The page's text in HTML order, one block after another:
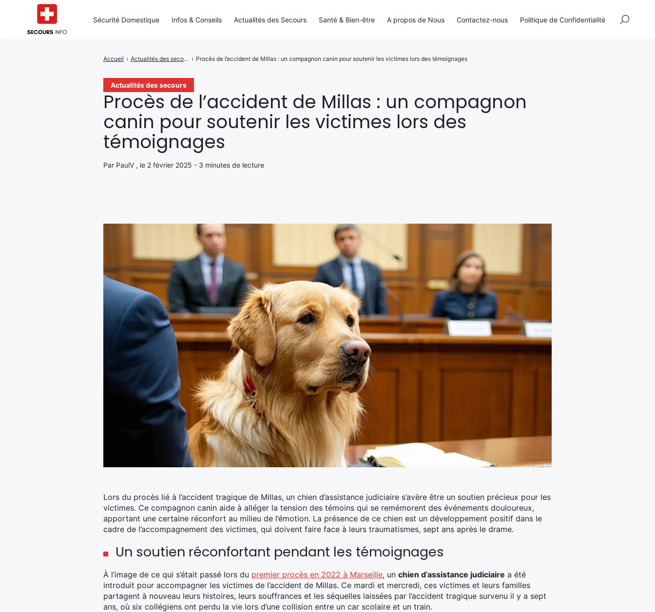
Actualités des secours
Procès de l’accident de Millas : un compagnon
canin pour soutenir les victimes lors des
témoignages
Par PaulV , le 2 février 2025 - 3 minutes de lecture
Accueil › Actualités des secours › Procès de l’accident de Millas : un compagnon canin pour soutenir les victimes lors des témoignages
Lors du procès lié à l’accident tragique de Millas, un chien d’assistance judiciaire s’avère être un soutien précieux pour les
victimes. Ce compagnon canin aide à alléger la tension des témoins qui se remémorent des événements douloureux,
apportant une certaine réconfort au milieu de l’émotion. La présence de ce chien est un développement positif dans le
cadre de l’accompagnement des victimes, qui doivent faire face à leurs traumatismes, sept ans après le drame.
Un soutien réconfortant pendant les témoignages
À l’image de ce qui s’était passé lors du premier procès en 2022 à Marseille, un chien d’assistance judiciaire a été
introduit pour accompagner les victimes de l’accident de Millas. Ce mardi et mercredi, ces victimes et leurs familles
partagent à nouveau leurs histoires, leurs souffrances et les séquelles laissées par l’accident tragique survenu il y a sept
ans, où six collégiens ont perdu la vie lors d’une collision entre un car scolaire et un train.
Sécurité Domestique Infos & Conseils Actualités des Secours Santé & Bien-être A propos de Nous Contactez-nous Politique de Confidentialité
Rechercher